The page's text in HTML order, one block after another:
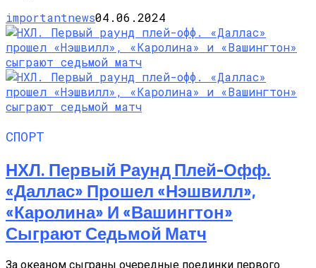
importantnews04.06.2024
СПОРТ
НХЛ. Первый Раунд Плей-Офф.
«Даллас» Прошел «Нэшвилл»,
«Каролина» И «Вашингтон»
Сыграют Седьмой Матч
За океаном сыграны очередные поединки первого